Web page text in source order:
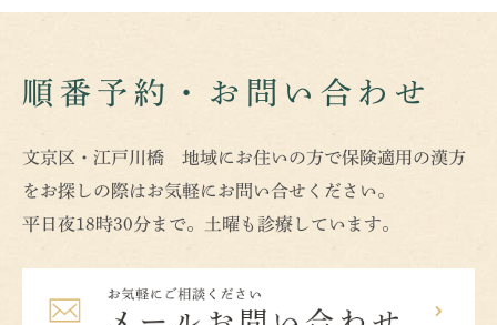
順番予約・お問い合わせ
文京区・江戸川橋 地域にお住いの方で保険適用の漢方
をお探しの際はお気軽にお問い合せください。
平日夜18時30分まで。土曜も診療しています。